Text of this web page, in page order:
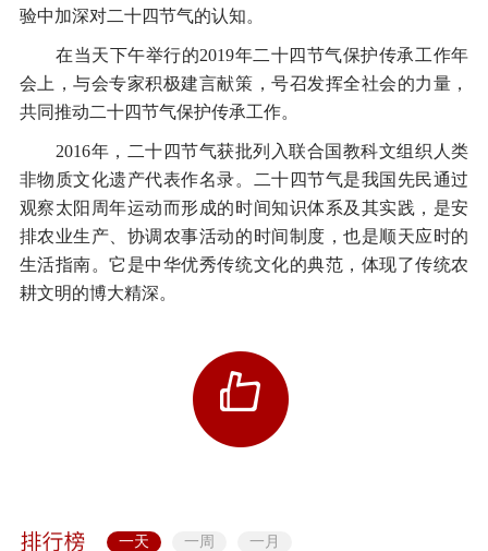
验中加深对二十四节气的认知。
在当天下午举行的2019年二十四节气保护传承工作年
会上，与会专家积极建言献策，号召发挥全社会的力量，
共同推动二十四节气保护传承工作。
2016年，二十四节气获批列入联合国教科文组织人类
非物质文化遗产代表作名录。二十四节气是我国先民通过
观察太阳周年运动而形成的时间知识体系及其实践，是安
排农业生产、协调农事活动的时间制度，也是顺天应时的
生活指南。它是中华优秀传统文化的典范，体现了传统农
耕文明的博大精深。
一天 一周 一月